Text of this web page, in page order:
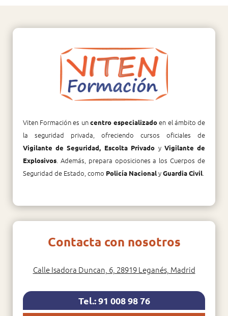
Viten Formación es uncentro especializadoen el ámbito de
la seguridad privada, ofreciendo cursos oficiales de
Vigilante de Seguridad, Escolta Privado yVigilante de
Explosivos. Además, prepara oposiciones a los Cuerpos de
Seguridad de Estado, como Policía NacionalyGuardia Civil.
Contacta con nosotros
Calle Isadora Duncan, 6, 28919 Leganés, Madrid
Tel.: 91 008 98 76